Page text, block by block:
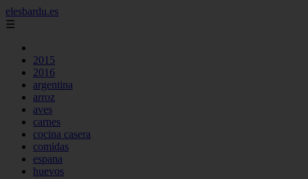
elesbardu.es
☰
2015
2016
argentina
arroz
aves
carnes
cocina casera
comidas
espana
huevos